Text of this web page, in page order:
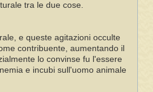
tra le due cose.
e queste agitazioni occulte
contribuente, aumentando il
lo convinse fu l'essere
e incubi sull'uomo animale